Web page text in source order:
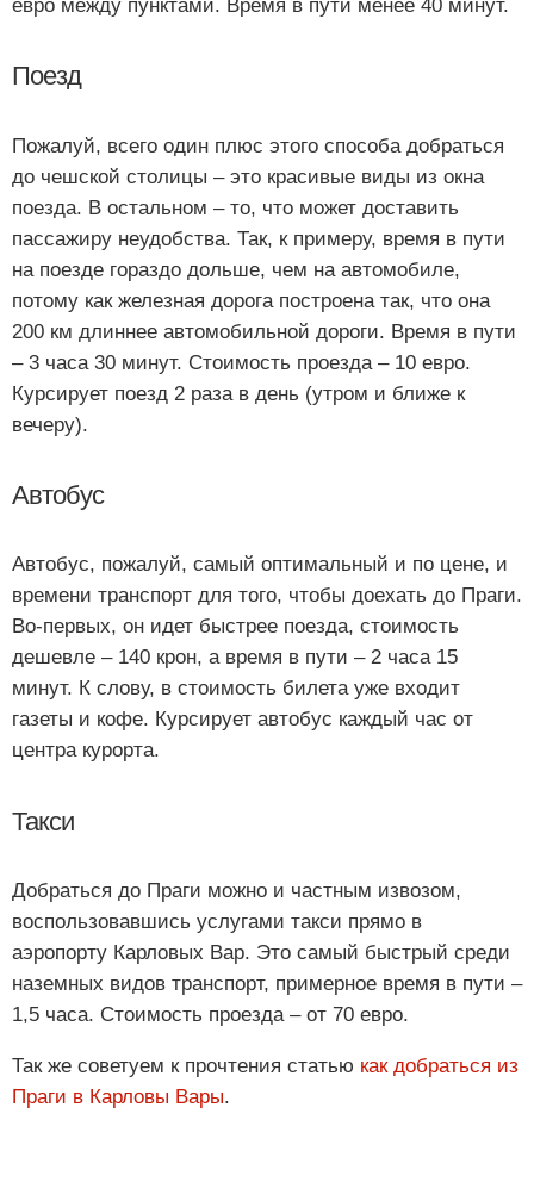
евро между пунктами. Время в пути менее 40 минут.
Поезд
Пожалуй, всего один плюс этого способа добраться
до чешской столицы – это красивые виды из окна
поезда. В остальном – то, что может доставить
пассажиру неудобства. Так, к примеру, время в пути
на поезде гораздо дольше, чем на автомобиле,
потому как железная дорога построена так, что она
200 км длиннее автомобильной дороги. Время в пути
– 3 часа 30 минут. Стоимость проезда – 10 евро.
Курсирует поезд 2 раза в день (утром и ближе к
вечеру).
Автобус
Автобус, пожалуй, самый оптимальный и по цене, и
времени транспорт для того, чтобы доехать до Праги.
Во-первых, он идет быстрее поезда, стоимость
дешевле – 140 крон, а время в пути – 2 часа 15
минут. К слову, в стоимость билета уже входит
газеты и кофе. Курсирует автобус каждый час от
центра курорта.
Такси
Добраться до Праги можно и частным извозом,
воспользовавшись услугами такси прямо в
аэропорту Карловых Вар. Это самый быстрый среди
наземных видов транспорт, примерное время в пути –
1,5 часа. Стоимость проезда – от 70 евро.
Так же советуем к прочтения статью как добраться из
Праги в Карловы Вары.